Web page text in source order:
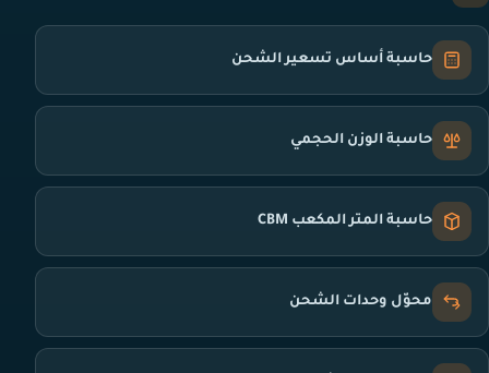
حاسبة أساس تسعير الشحن
حاسبة الوزن الحجمي
حاسبة المتر المكعب CBM
محوّل وحدات الشحن